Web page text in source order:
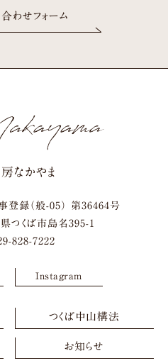
わせフォーム
なかやま
録（般-05） 第36464号
つくば市島名395-1
828-7222
Instagram
つくば中山構法
お知らせ